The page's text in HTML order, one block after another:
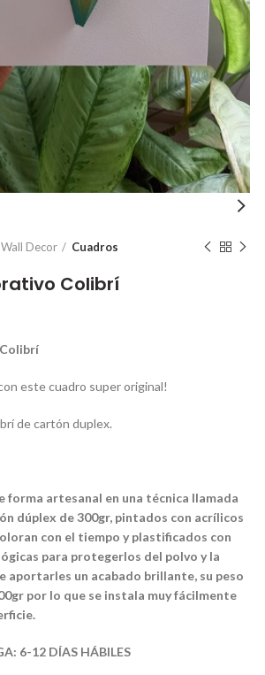
Wall Decor Cuadros
Colibrí
este cuadro super original!
de cartón duplex.
forma artesanal en una técnica llamada
dúplex de 300gr, pintados con acrílicos
con el tiempo y plastificados con
para protegerlos del polvo y la
aportarles un acabado brillante, su peso
por lo que se instala muy fácilmente
6-12 DÍAS HÁBILES